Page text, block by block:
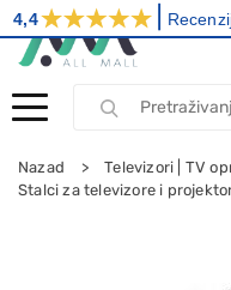
Nazad
Televizori | TV
Stalci za televizore i
4,4